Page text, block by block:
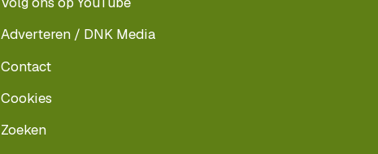
Adverteren / DNK Media
Contact
Cookies
Zoeken